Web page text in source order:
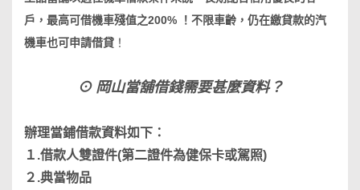
戶，最高可借機車殘值之200% ！不限車齡，仍在繳貸款的汽
機車也可申請借貸 ！
⊙ 岡山當舖借錢需要甚麼資料？
辦理當鋪借款資料如下：
１.借款人雙證件(第二證件為健保卡或駕照)
２.典當物品